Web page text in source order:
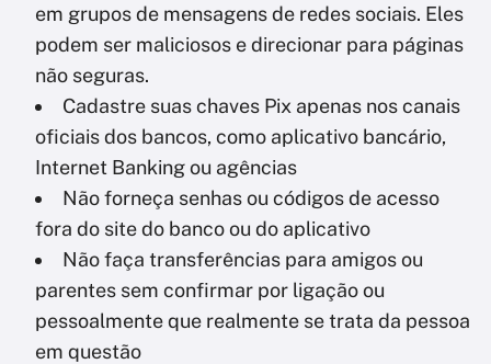
em grupos de mensagens de redes sociais. Eles
podem ser maliciosos e direcionar para páginas
não seguras.
Cadastre suas chaves Pix apenas nos canais
oficiais dos bancos, como aplicativo bancário,
Internet Banking ou agências
Não forneça senhas ou códigos de acesso
fora do site do banco ou do aplicativo
Não faça transferências para amigos ou
parentes sem confirmar por ligação ou
pessoalmente que realmente se trata da pessoa
em questão